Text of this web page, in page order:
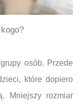
osób. Przede
które dopiero
Mniejszy rozmiar